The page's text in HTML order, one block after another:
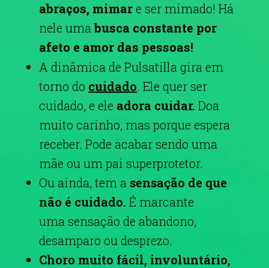
abraços, mimare ser mimado! Há
nele uma busca constante por
afeto e amor das pessoas!
A dinâmica de Pulsatilla gira em
torno do cuidado. Ele quer ser
cuidado, e ele adora cuidar. Doa
muito carinho, mas porque espera
receber. Pode acabar sendo uma
mãe ou um pai superprotetor.
Ou ainda, tem a sensação de que
não é cuidado. É marcante
uma sensação de abandono,
desamparo ou desprezo.
Choro muito fácil, involuntário,